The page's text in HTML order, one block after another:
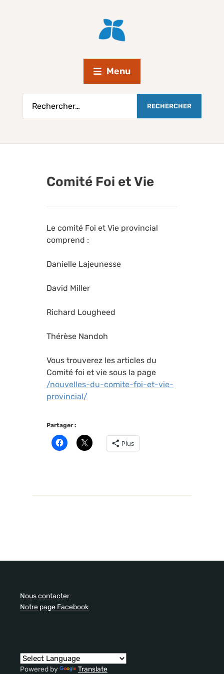
Menu
Comité Foi et Vie
Le comité Foi et Vie provincial
comprend :
Danielle Lajeunesse
David Miller
Richard Lougheed
Thérèse Nandoh
Vous trouverez les articles du
Comité foi et vie sous la page
/nouvelles-du-comite-foi-et-vie-
provincial/
Partager :
Plus
Nous contacter
Notre page Facebook
Powered by Translate